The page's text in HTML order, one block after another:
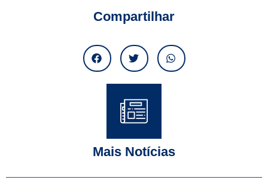
Compartilhar
Mais Notícias